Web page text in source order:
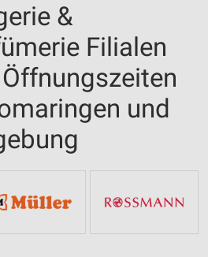
&
Filialen
und